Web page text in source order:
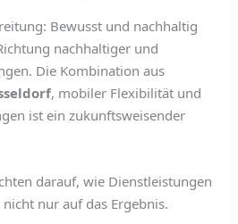
Bewusst und nachhaltig
nachhaltiger und
Die Kombination aus
, mobiler Flexibilität und
ist ein zukunftsweisender
darauf, wie Dienstleistungen
nur auf das Ergebnis.